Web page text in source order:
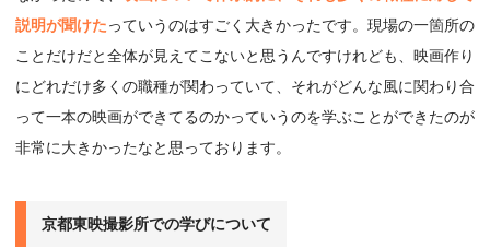
説明が聞けたっていうのはすごく大きかったです。現場の一箇所の
ことだけだと全体が見えてこないと思うんですけれども、映画作り
にどれだけ多くの職種が関わっていて、それがどんな風に関わり合
って一本の映画ができてるのかっていうのを学ぶことができたのが
非常に大きかったなと思っております。
京都東映撮影所での学びについて